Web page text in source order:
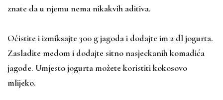
znate da u njemu nema nikakvih aditiva.
Očistite i izmiksajte 300 g jagoda i dodajte im 2 dl jogurta.
Zasladite medom i dodajte sitno nasjeckanih komadića
jagode. Umjesto jogurta možete koristiti kokosovo
mlijeko.